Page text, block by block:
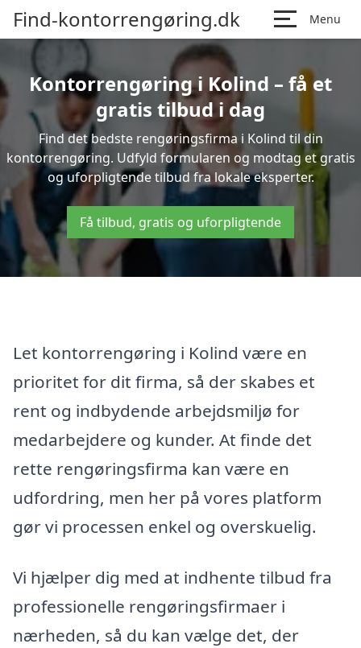
Find-kontorrengøring.dk Menu
Kontorrengøring i Kolind – få et
gratis tilbud i dag
Find det bedste rengøringsfirma i Kolind til din
kontorrengøring. Udfyld formularen og modtag et gratis
og uforpligtende tilbud fra lokale eksperter.
Få tilbud, gratis og uforpligtende
Let kontorrengøring i Kolind være en
prioritet for dit firma, så der skabes et
rent og indbydende arbejdsmiljø for
medarbejdere og kunder. At finde det
rette rengøringsfirma kan være en
udfordring, men her på vores platform
gør vi processen enkel og overskuelig.
Vi hjælper dig med at indhente tilbud fra
professionelle rengøringsfirmaer i
nærheden, så du kan vælge det, der